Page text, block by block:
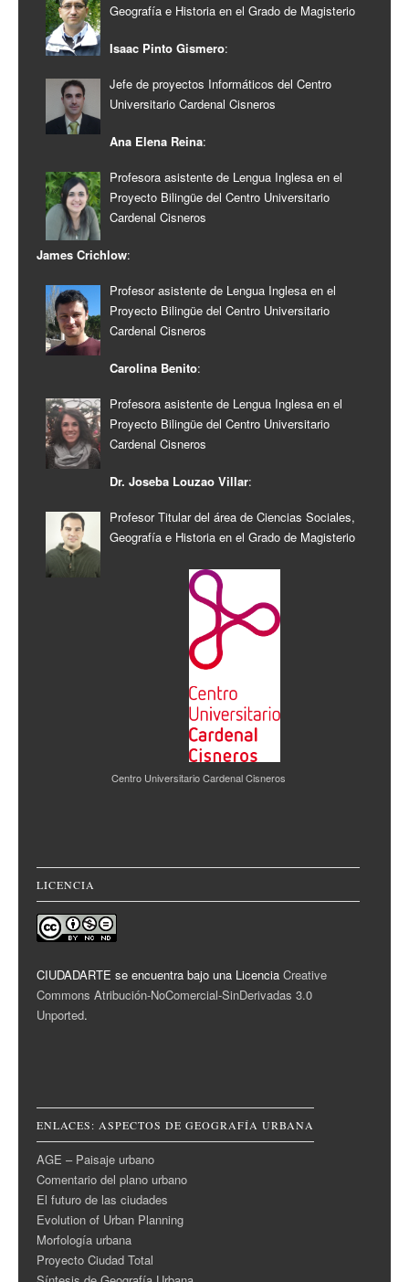
Geografía e Historia en el Grado de Magisterio
Isaac Pinto Gismero:
Jefe de proyectos Informáticos del Centro
Universitario Cardenal Cisneros
Ana Elena Reina:
Profesora asistente de Lengua Inglesa en el
Proyecto Bilingüe del Centro Universitario
Cardenal Cisneros
James Crichlow:
Profesor asistente de Lengua Inglesa en el
Proyecto Bilingüe del Centro Universitario
Cardenal Cisneros
Carolina Benito:
Profesora asistente de Lengua Inglesa en el
Proyecto Bilingüe del Centro Universitario
Cardenal Cisneros
Dr. Joseba Louzao Villar:
Profesor Titular del área de Ciencias Sociales,
Geografía e Historia en el Grado de Magisterio
Centro Universitario Cardenal Cisneros
LICENCIA
CIUDADARTE se encuentra bajo una Licencia Creative
Commons Atribución-NoComercial-SinDerivadas 3.0
Unported.
ENLACES: ASPECTOS DE GEOGRAFÍA URBANA
AGE – Paisaje urbano
Comentario del plano urbano
El futuro de las ciudades
Evolution of Urban Planning
Morfología urbana
Proyecto Ciudad Total